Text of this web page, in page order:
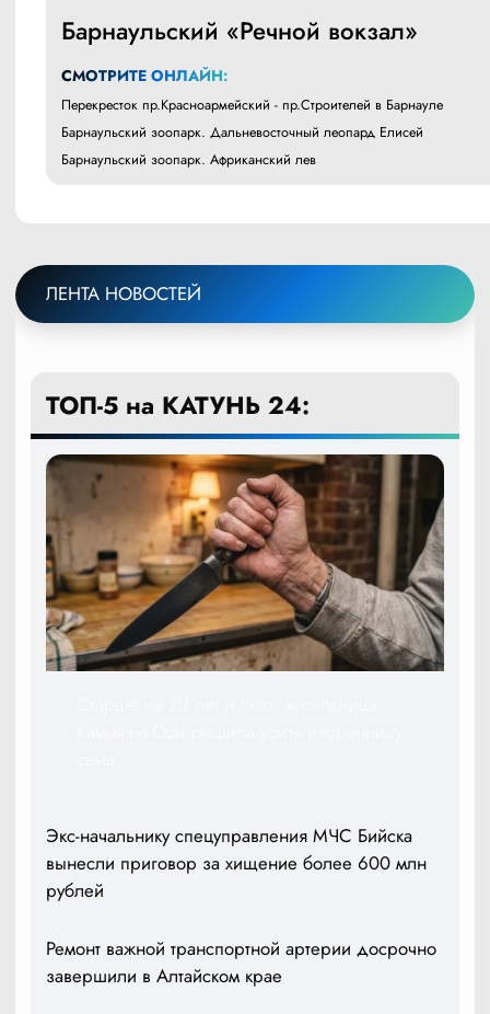
Барнаульский «Речной вокзал»
СМОТРИТЕ ОНЛАЙН:
Перекресток пр.Красноармейский - пр.Строителей в Барнауле
Барнаульский зоопарк. Дальневосточный леопард Елисей
Барнаульский зоопарк. Африканский лев
ЛЕНТА НОВОСТЕЙ
ТОП-5 на КАТУНЬ 24:
Экс-начальнику спецуправления МЧС Бийска
вынесли приговор за хищение более 600 млн
рублей
Ремонт важной транспортной артерии досрочно
завершили в Алтайском крае